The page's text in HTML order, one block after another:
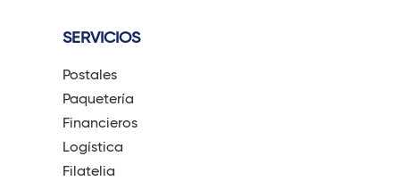
SERVICIOS
Postales
Paquetería
Financieros
Logística
Filatelia